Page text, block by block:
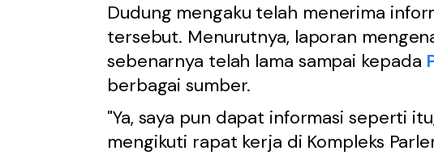
Dudung mengaku telah menerima
tersebut. Menurutnya, laporan
sebenarnya telah lama sampai kepada
berbagai sumber.
"Ya, saya pun dapat informasi seperti
mengikuti rapat kerja di Kompleks